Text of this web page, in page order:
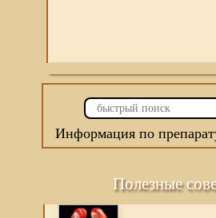
Информация по
Полезные